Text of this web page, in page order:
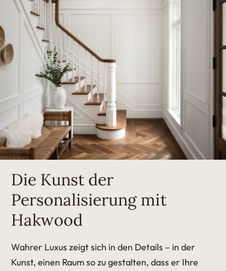
Die Kunst der
Personalisierung mit
Hakwood
Wahrer Luxus zeigt sich in den Details – in der
Kunst, einen Raum so zu gestalten, dass er Ihre